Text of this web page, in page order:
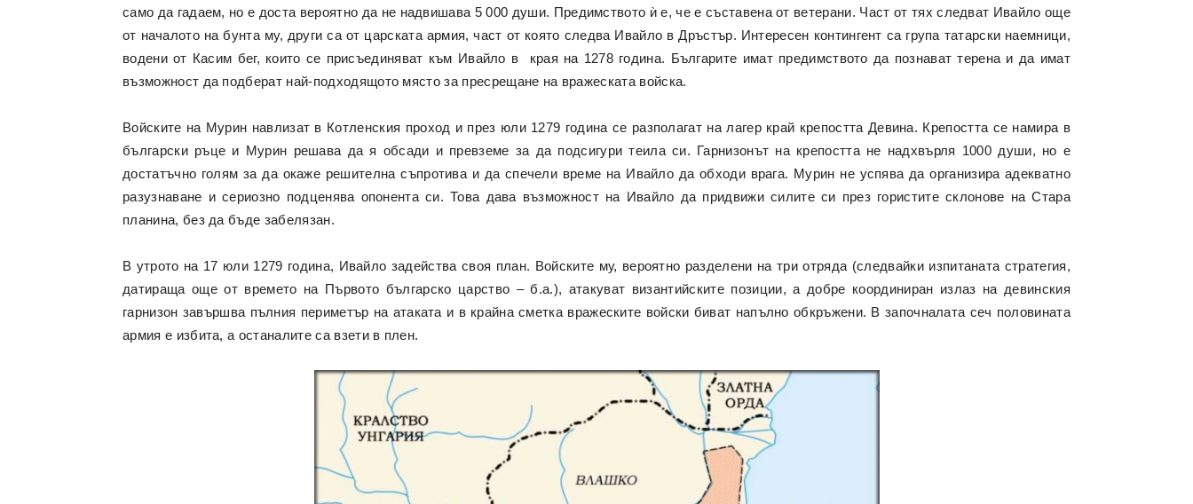
само да гадаем, но е доста вероятно да не надвишава 5 000 души. Предимството ѝ е, че е съставена от ветерани. Част от тях следват Ивайло още
от началото на бунта му, други са от царската армия, част от която следва Ивайло в Дръстър. Интересен контингент са група татарски наемници,
водени от Касим бег, които се присъединяват към Ивайло в края на 1278 година. Българите имат предимството да познават терена и да имат
възможност да подберат най-подходящото място за пресрещане на вражеската войска.
Войските на Мурин навлизат в Котленския проход и през юли 1279 година се разполагат на лагер край крепостта Девина. Крепостта се намира в
български ръце и Мурин решава да я обсади и превземе за да подсигури теила си. Гарнизонът на крепостта не надхвърля 1000 души, но е
достатъчно голям за да окаже решителна съпротива и да спечели време на Ивайло да обходи врага. Мурин не успява да организира адекватно
разузнаване и сериозно подценява опонента си. Това дава възможност на Ивайло да придвижи силите си през гористите склонове на Стара
планина, без да бъде забелязан.
В утрото на 17 юли 1279 година, Ивайло задейства своя план. Войските му, вероятно разделени на три отряда (следвайки изпитаната стратегия,
датираща още от времето на Първото българско царство – б.а.), атакуват византийските позиции, а добре координиран излаз на девинския
гарнизон завършва пълния периметър на атаката и в крайна сметка вражеските войски биват напълно обкръжени. В започналата сеч половината
армия е избита, а останалите са взети в плен.